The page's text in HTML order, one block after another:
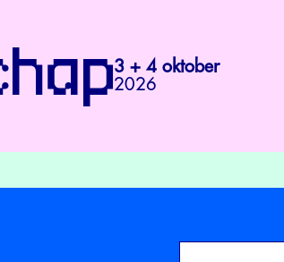
3 + 4 oktober
2026